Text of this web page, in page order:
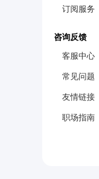
订阅服务
咨询反馈
客服中心
常见问题
友情链接
职场指南